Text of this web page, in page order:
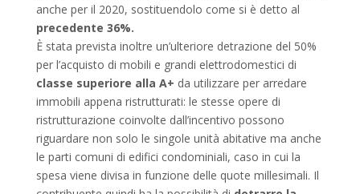
anche per il 2020, sostituendolo come si è detto al
precedente 36%.
È stata prevista inoltre un’ulteriore detrazione del 50%
per l’acquisto di mobili e grandi elettrodomestici di
classe superiore alla A+ da utilizzare per arredare
immobili appena ristrutturati: le stesse opere di
ristrutturazione coinvolte dall’incentivo possono
riguardare non solo le singole unità abitative ma anche
le parti comuni di edifici condominiali, caso in cui la
spesa viene divisa in funzione delle quote millesimali. Il